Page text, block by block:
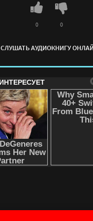
СЛУШАТЬ АУДИОКНИГУ
0 0